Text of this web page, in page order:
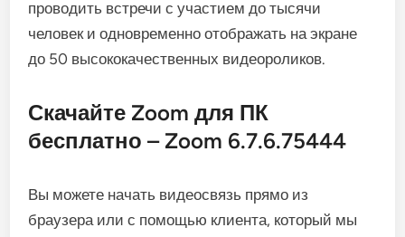
проводить встречи с участием до тысячи
человек и одновременно отображать на экране
до 50 высококачественных видеороликов.
Скачайте Zoom для ПК
бесплатно – Zoom 6.7.6.75444
Вы можете начать видеосвязь прямо из
браузера или с помощью клиента, который мы